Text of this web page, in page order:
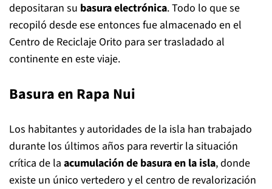
depositaran su basura electrónica. Todo lo que se
recopiló desde ese entonces fue almacenado en el
Centro de Reciclaje Orito para ser trasladado al
continente en este viaje.
Basura en Rapa Nui
Los habitantes y autoridades de la isla han trabajado
durante los últimos años para revertir la situación
crítica de la acumulación de basura en la isla, donde
existe un único vertedero y el centro de revalorización